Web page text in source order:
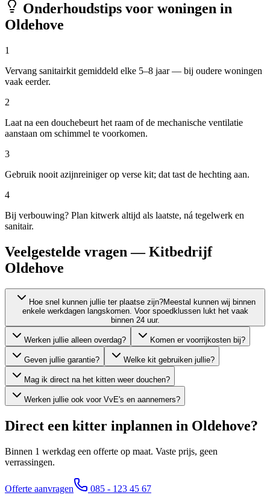
Onderhoudstips voor woningen in
Oldehove
1
Vervang sanitairkit gemiddeld elke 5–8 jaar — bij oudere woningen
vaak eerder.
2
Laat na een douchebeurt het raam of de mechanische ventilatie
aanstaan om schimmel te voorkomen.
3
Gebruik nooit azijnreiniger op verse kit; dat tast de hechting aan.
4
Bij verbouwing? Plan kitwerk altijd als laatste, ná tegelwerk en
sanitair.
Veelgestelde vragen — Kitbedrijf
Oldehove
Hoe snel kunnen jullie ter plaatse zijn?Meestal kunnen wij binnen
enkele werkdagen langskomen. Voor spoedklussen lukt het vaak
binnen 24 uur.
Werken jullie alleen overdag? Komen er voorrijkosten bij?
Geven jullie garantie? Welke kit gebruiken jullie?
Mag ik direct na het kitten weer douchen?
Werken jullie ook voor VvE's en aannemers?
Direct een kitter inplannen in Oldehove?
Binnen 1 werkdag een offerte op maat. Vaste prijs, geen
verrassingen.
Offerte aanvragen 085 - 123 45 67